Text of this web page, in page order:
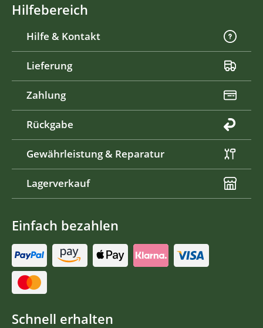
Hilfebereich
Hilfe & Kontakt
Lieferung
Zahlung
Rückgabe
Gewährleistung & Reparatur
Lagerverkauf
Einfach bezahlen
Schnell erhalten